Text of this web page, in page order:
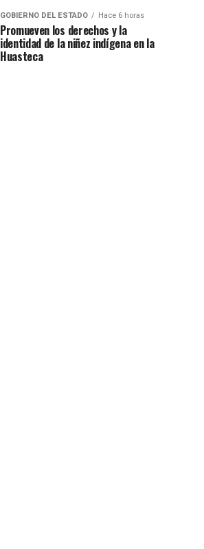
GOBIERNO DEL ESTADO Hace 6 horas
Promueven los derechos y la
identidad de la niñez indígena en la
Huasteca